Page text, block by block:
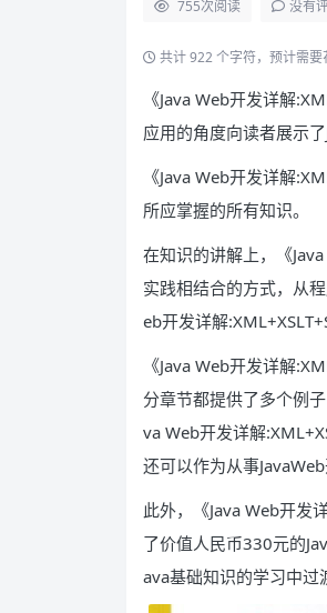
755次阅读 没有
共计 922 个字符，预计需要
《Java Web开发详解
应用的角度向读者展示
《Java Web开发详解
所应掌握的所有知识。
在知识的讲解上，《
实践相结合的方式，从
eb开发详解
《Java Web开发详解
分章节都提供了多个例
va Web开发详解
还可以作为从事
此外，《Java Web开发
了价值人民币330元的
ava基础知识的学习中过